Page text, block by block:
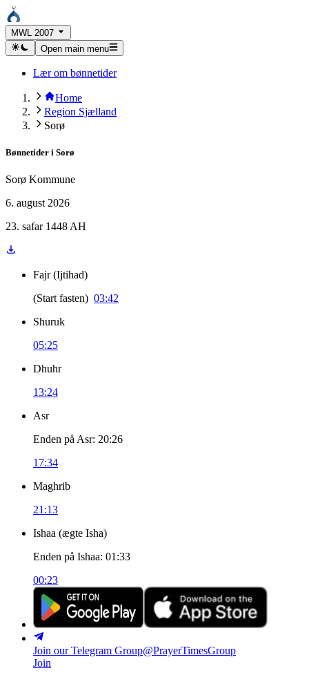
MWL 2007
Open main menu
Lær om bønnetider
Home
Region Sjælland
Sorø
Bønnetider i Sorø
Sorø Kommune
6. august 2026
23. safar 1448 AH
Fajr (Ijtihad)
(Start fasten) 03:42
Shuruk
05:25
Dhuhr
13:24
Asr
Enden på Asr: 20:26
17:34
Maghrib
21:13
Ishaa (ægte Isha)
Enden på Ishaa: 01:33
00:23
Join our Telegram Group@PrayerTimesGroup
Join